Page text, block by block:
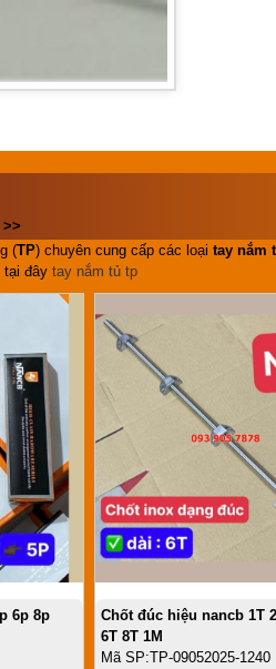
>>
(TP) chuyên cung cấp các loại tay nắm
tại đây tay nắm tủ tp
6p 8p
Chốt đúc hiệu nancb 1T
6T 8T 1M
Mã SP:TP-09052025-1240